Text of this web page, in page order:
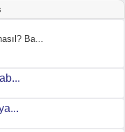
Ba...